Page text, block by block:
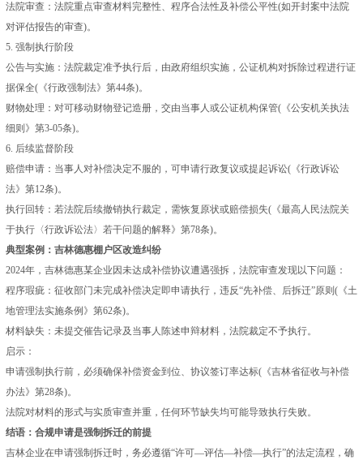
法院审查：法院重点审查材料完整性、程序合法性及补偿公平性(如开封案中法院
对评估报告的审查)。
5. 强制执行阶段
公告与实施：法院裁定准予执行后，由政府组织实施，公证机构对拆除过程进行证
据保全(《行政强制法》第44条)。
财物处理：对可移动财物登记造册，交由当事人或公证机构保管(《公安机关执法
细则》第3-05条)。
6. 后续监督阶段
赔偿申请：当事人对补偿决定不服的，可申请行政复议或提起诉讼(《行政诉讼
法》第12条)。
执行回转：若法院后续撤销执行裁定，需恢复原状或赔偿损失(《最高人民法院关
于执行〈行政诉讼法〉若干问题的解释》第78条)。
典型案例：吉林德惠棚户区改造纠纷
2024年，吉林德惠某企业因未达成补偿协议遭遇强拆，法院审查发现以下问题：
程序瑕疵：征收部门未完成补偿决定即申请执行，违反“先补偿、后拆迁”原则(《土
地管理法实施条例》第62条)。
材料缺失：未提交催告记录及当事人陈述申辩材料，法院裁定不予执行。
启示：
申请强制执行前，必须确保补偿资金到位、协议签订率达标(《吉林省征收与补偿
办法》第28条)。
法院对材料的形式与实质审查并重，任何环节缺失均可能导致执行失败。
结语：合规申请是强制拆迁的前提
吉林企业在申请强制拆迁时，务必遵循“许可—评估—补偿—执行”的法定流程，确